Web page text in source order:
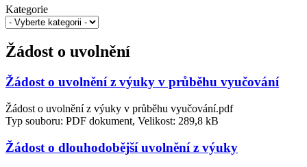
Kategorie
Žádost o uvolnění
Žádost o uvolnění z výuky v průběhu vyučování
Žádost o uvolnění z výuky v průběhu vyučování.pdf
Typ souboru: PDF dokument, Velikost: 289,8 kB
Žádost o dlouhodobější uvolnění z výuky